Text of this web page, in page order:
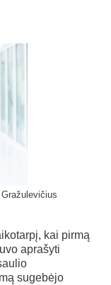
kai pirmą
aprašyti
sugebėjo